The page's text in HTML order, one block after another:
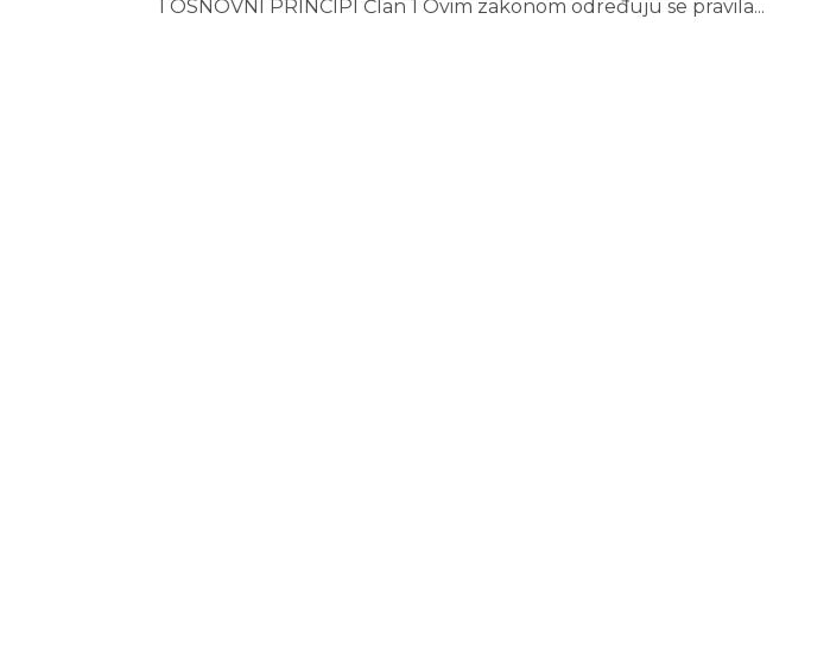
I OSNOVNI PRINCIPI Član 1 Ovim zakonom određuju se pravila...